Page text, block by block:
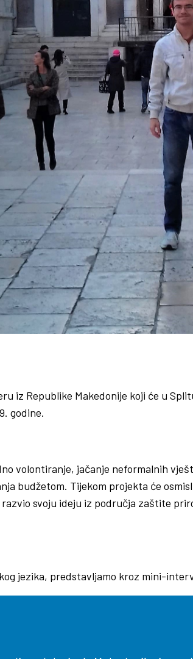
iz Republike Makedonije koji će u
godine.
volontiranje, jačanje neformalnih
budžetom. Tijekom projekta će
svoju ideju iz područja zaštite
jezika, predstavljamo kroz mini-